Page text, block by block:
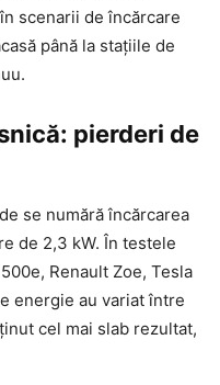
scenarii de încărcare
până la stațiile de
pierderi de
se numără încărcarea
de 2,3 kW. În testele
Renault Zoe, Tesla
energie au variat între
cel mai slab rezultat,